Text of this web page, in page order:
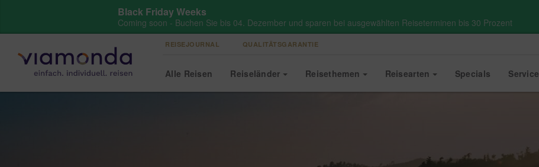
Black Friday Weeks
Coming soon - Buchen Sie bis 04. Dezember und sparen bei ausgewählten Reiseterminen bis 30 Prozent
REISEJOURNAL QUALITÄTSGARANTIE
Alle Reisen Reiseländer Reisethemen Reisearten Specials Service